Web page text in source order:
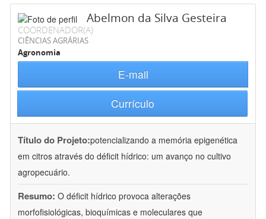
Abelmon da Silva Gesteira
COORDENADOR(A)
CIÊNCIAS AGRÁRIAS
Agronomia
E-mail
Currículo
Título do Projeto:potencializando a memória epigenética
em citros através do déficit hídrico: um avanço no cultivo
agropecuário.
Resumo: O déficit hídrico provoca alterações
morfofisiológicas, bioquímicas e moleculares que